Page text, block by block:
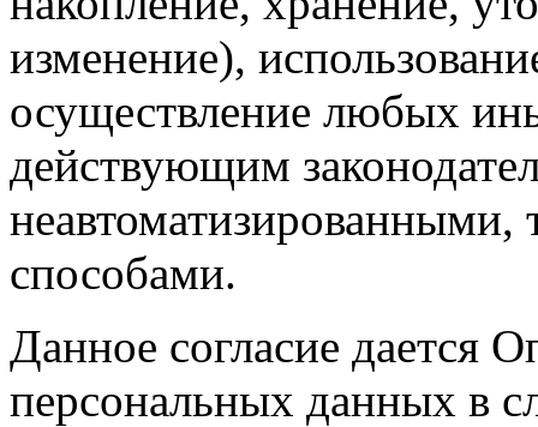
изменение),
осуществление любых
действующим
неавтоматизированными,
способами.
Данное согласие дается
персональных данных в